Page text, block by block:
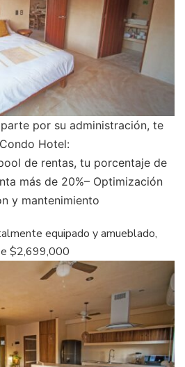
por su administración, te
Hotel:
de rentas, tu porcentaje de
más de 20%– Optimización
y mantenimiento
equipado y amueblado,
$2,699,000